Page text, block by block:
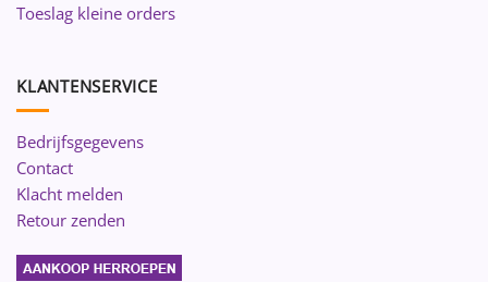
Toeslag kleine orders
KLANTENSERVICE
Bedrijfsgegevens
Contact
Klacht melden
Retour zenden